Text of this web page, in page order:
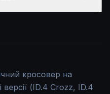
кросовер на
версії (ID.4 Crozz, ID.4